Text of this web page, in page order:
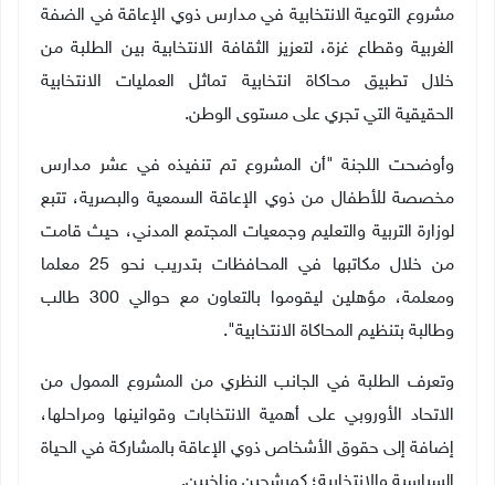
مشروع التوعية الانتخابية في مدارس ذوي الإعاقة في الضفة
الغربية وقطاع غزة، لتعزيز الثقافة الانتخابية بين الطلبة من
خلال تطبيق محاكاة انتخابية تماثل العمليات الانتخابية
الحقيقية التي تجري على مستوى الوطن.
وأوضحت اللجنة "أن المشروع تم تنفيذه في عشر مدارس
مخصصة للأطفال من ذوي الإعاقة السمعية والبصرية، تتبع
لوزارة التربية والتعليم وجمعيات المجتمع المدني، حيث قامت
من خلال مكاتبها في المحافظات بتدريب نحو 25 معلما
ومعلمة، مؤهلين ليقوموا بالتعاون مع حوالي 300 طالب
وطالبة بتنظيم المحاكاة الانتخابية".
وتعرف الطلبة في الجانب النظري من المشروع الممول من
الاتحاد الأوروبي على أهمية الانتخابات وقوانينها ومراحلها،
إضافة إلى حقوق الأشخاص ذوي الإعاقة بالمشاركة في الحياة